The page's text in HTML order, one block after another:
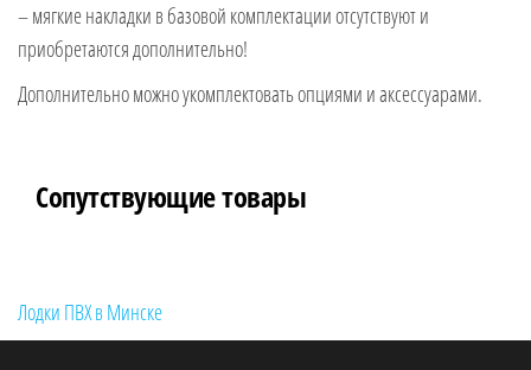
– мягкие накладки в базовой комплектации отсутствуют и
приобретаются дополнительно!
Дополнительно можно укомплектовать опциями и аксессуарами.
Сопутствующие товары
Лодки ПВХ в Минске